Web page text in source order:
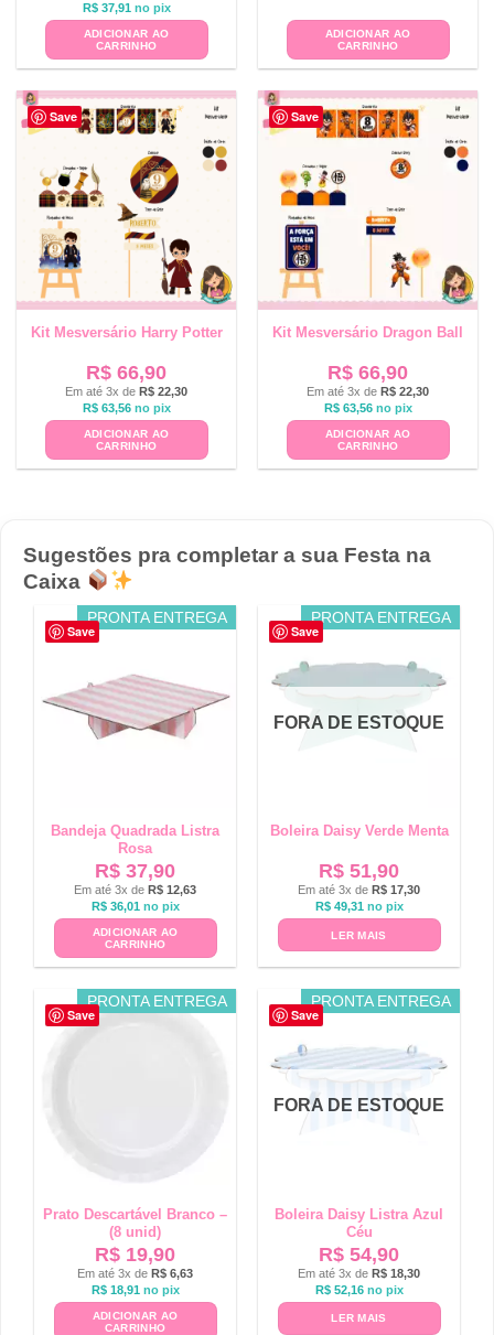
R$37,91 no pix
ADICIONAR AO
CARRINHO
ADICIONAR AO
CARRINHO
Save
Kit Mesversário Harry Potter
R$ 66,90
Em até 3x de R$ 22,30
R$63,56 no pix
ADICIONAR AO
CARRINHO
Save
Kit Mesversário Dragon Ball
R$ 66,90
Em até 3x de R$ 22,30
R$63,56 no pix
ADICIONAR AO
CARRINHO
Sugestões pra completar a sua Festa na
Caixa
Save
PRONTA ENTREGA
Bandeja Quadrada Listra
Rosa
R$ 37,90
Em até 3x de R$ 12,63
R$36,01 no pix
ADICIONAR AO
CARRINHO
Save
PRONTA ENTREGA
FORA DE ESTOQUE
Boleira Daisy Verde Menta
R$ 51,90
Em até 3x de R$ 17,30
R$49,31 no pix
LER MAIS
Save
PRONTA ENTREGA
Prato Descartável Branco –
(8 unid)
R$ 19,90
Em até 3x de R$ 6,63
R$18,91 no pix
ADICIONAR AO
CARRINHO
Save
PRONTA ENTREGA
FORA DE ESTOQUE
Boleira Daisy Listra Azul
Céu
R$ 54,90
Em até 3x de R$ 18,30
R$52,16 no pix
LER MAIS